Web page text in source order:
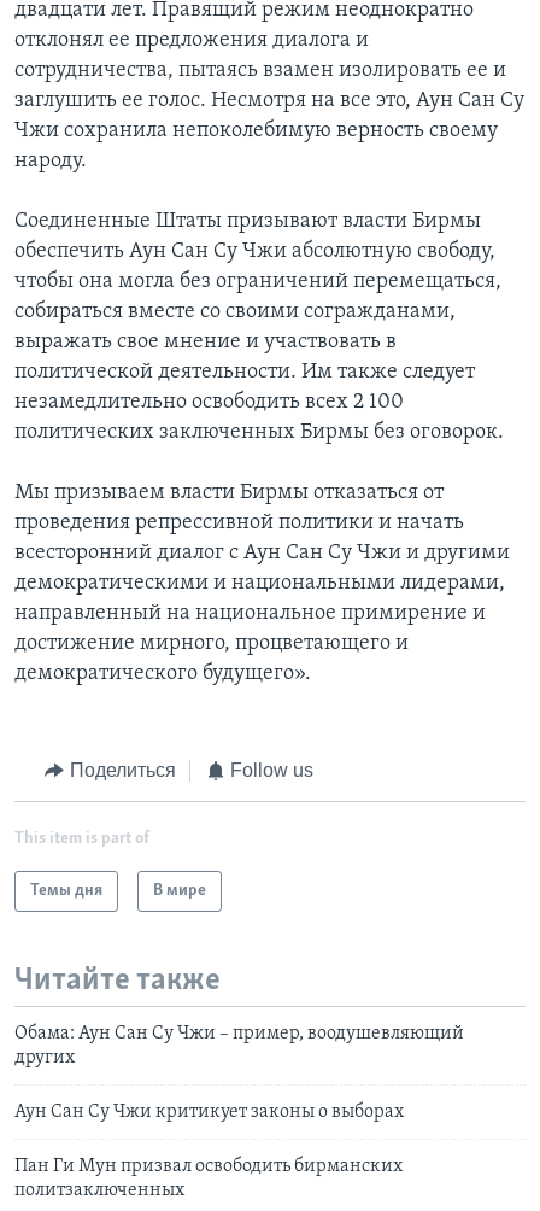
двадцати лет. Правящий режим неоднократно
отклонял ее предложения диалога и
сотрудничества, пытаясь взамен изолировать ее и
заглушить ее голос. Несмотря на все это, Аун Сан Су
Чжи сохранила непоколебимую верность своему
народу.
Соединенные Штаты призывают власти Бирмы
обеспечить Аун Сан Су Чжи абсолютную свободу,
чтобы она могла без ограничений перемещаться,
собираться вместе со своими согражданами,
выражать свое мнение и участвовать в
политической деятельности. Им также следует
незамедлительно освободить всех 2 100
политических заключенных Бирмы без оговорок.
Мы призываем власти Бирмы отказаться от
проведения репрессивной политики и начать
всесторонний диалог с Аун Сан Су Чжи и другими
демократическими и национальными лидерами,
направленный на национальное примирение и
достижение мирного, процветающего и
демократического будущего».
Поделиться Follow us
This item is part of
Темы дня В мире
Читайте также
Обама: Аун Сан Су Чжи – пример, воодушевляющий
других
Аун Сан Су Чжи критикует законы о выборах
Пан Ги Мун призвал освободить бирманских
политзаключенных